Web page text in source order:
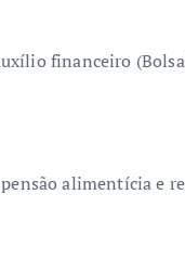
financeiro
alimentícia e